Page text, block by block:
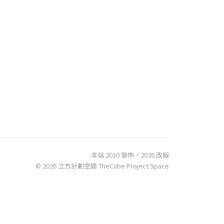
本站 2010 發佈，2026 改版
© 2026 立方計劃空間 TheCube Project Space